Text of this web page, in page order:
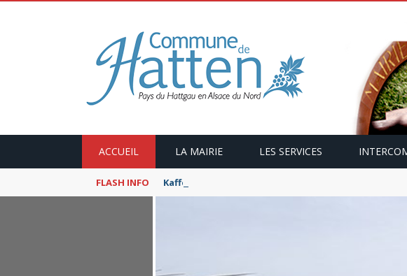
ACCUEIL LA MAIRIE LES SERVICES
FLASH INFO Kaffeekranzel : Le Maroc en camping-car avec